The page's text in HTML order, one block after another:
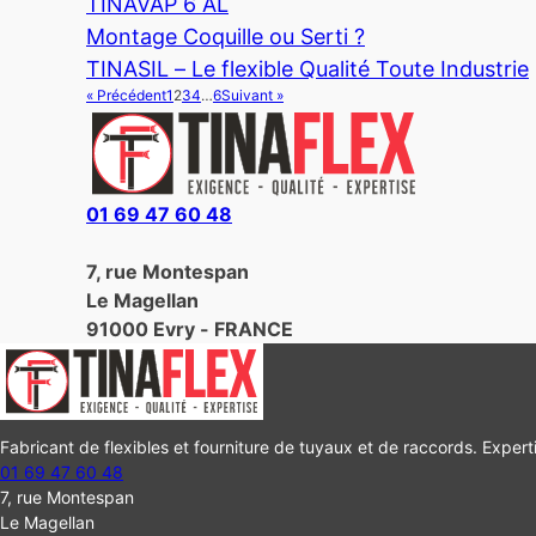
Montage Coquille ou Serti ?
TINASIL – Le flexible Qualité Toute Industrie
« Précédent1 234…6Suivant »
01 69 47 60 48
7, rue Montespan
Le Magellan
91000 Evry - FRANCE
Fabricant de flexibles et fourniture de tuyaux et de raccords.
01 69 47 60 48
7, rue Montespan
Le Magellan